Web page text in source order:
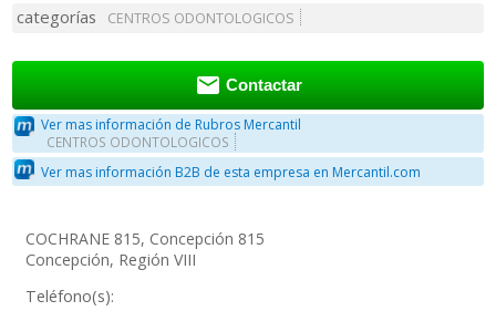
categorías CENTROS ODONTOLOGICOS
 Contactar
Ver mas información de Rubros Mercantil
CENTROS ODONTOLOGICOS
Ver mas información B2B de esta empresa en Mercantil.com
COCHRANE 815, Concepción 815
Concepción, Región VIII
Teléfono(s):